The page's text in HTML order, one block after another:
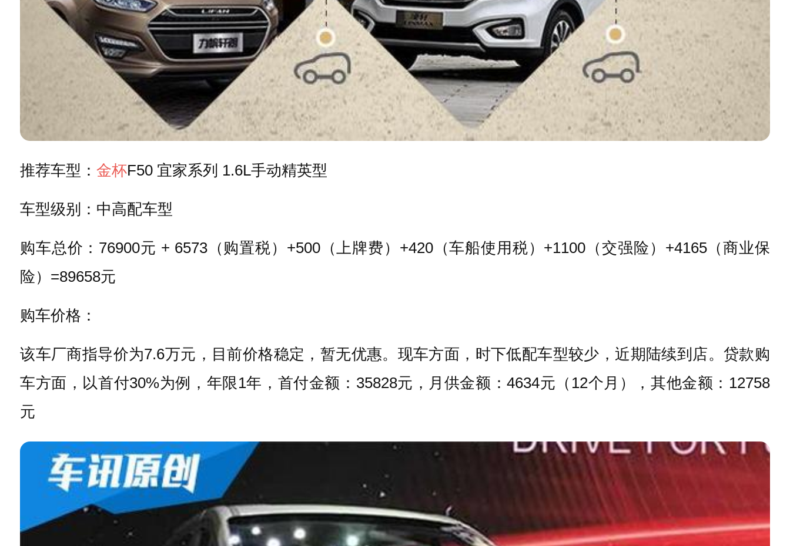
推荐车型：金杯F50 宜家系列 1.6L手动精英型
车型级别：中高配车型
购车总价：76900元 + 6573（购置税）+500（上牌费）+420（车船使用税）+1100（交强险）+4165（商业保
险）=89658元
购车价格：
该车厂商指导价为7.6万元，目前价格稳定，暂无优惠。现车方面，时下低配车型较少，近期陆续到店。贷款购
车方面，以首付30%为例，年限1年，首付金额：35828元，月供金额：4634元（12个月），其他金额：12758
元